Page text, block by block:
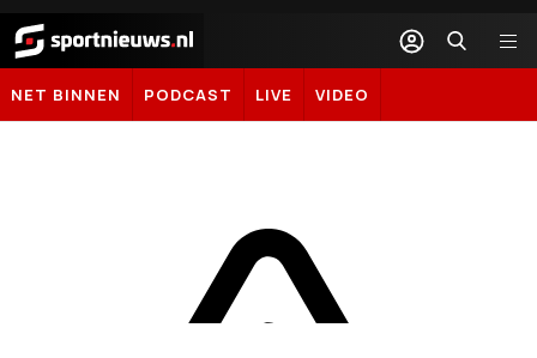
Sportnieuws.nl
NET BINNEN PODCAST LIVE VIDEO